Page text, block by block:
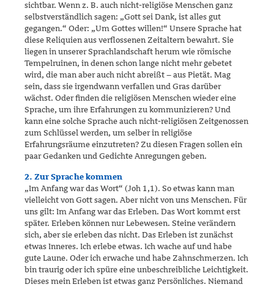
sichtbar. Wenn z. B. auch nicht‑re­­li­giöse Menschen ganz
selbstverständlich sagen: „Gott sei Dank, ist alles gut
gegangen.“ Oder: „Um Gottes willen!“ Unsere Sprache hat
diese Reliquien aus verflossenen Zeitaltern bewahrt. Sie
liegen in unse­rer Sprachlandschaft herum wie römische
Tempelruinen, in denen schon lange nicht mehr gebetet
wird, die man aber auch nicht abreißt – aus Pie­tät. Mag
sein, dass sie irgendwann verfallen und Gras darüber
wächst. Oder finden die religiösen Menschen wieder eine
Sprache, um ihre Erfahrungen zu kommunizieren? Und
kann eine solche Sprache auch nicht‑religiösen Zeitgenossen
zum Schlüssel werden, um selber in religiöse
Erfahrungsräume einzutreten? Zu diesen Fragen sollen ein
paar Gedanken und Gedichte Anregungen geben.
2. Zur Sprache kommen
„Im Anfang war das Wort“ (Joh 1,1). So etwas kann man
vielleicht von Gott sagen. Aber nicht von uns Menschen. Für
uns gilt: Im Anfang war das Erleben. Das Wort kommt erst
später. Erleben können nur Lebewe­­sen. Steine verändern
sich, aber sie erleben das nicht. Das Erleben ist zunächst
etwas Inneres. Ich erlebe etwas. Ich wache auf und habe
gute Laune. Oder ich erwache und habe Zahnschmerzen. Ich
bin traurig oder ich spüre eine unbeschreibliche Leichtigkeit.
Dieses mein Erleben ist etwas ganz Persönliches. Niemand